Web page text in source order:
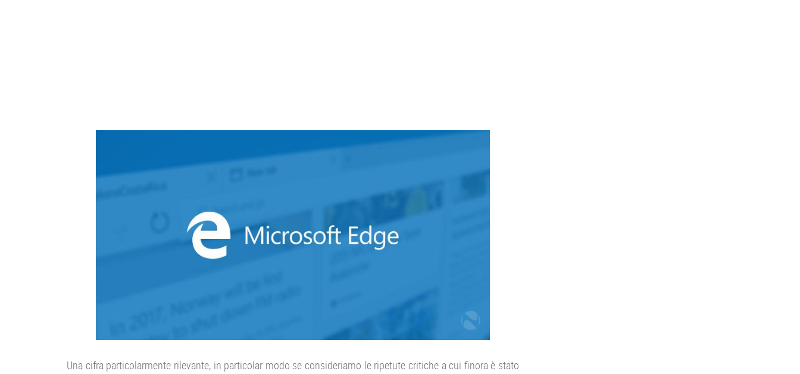
Una cifra particolarmente rilevante, in particolar modo se consideriamo le ripetute critiche a cui finora è stato